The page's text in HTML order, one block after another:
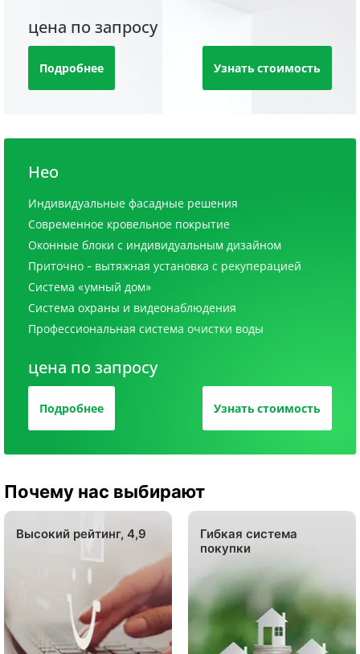
цена по запросу
Подробнее Узнать стоимость
Нео
Индивидуальные фасадные решения
Современное кровельное покрытие
Оконные блоки с индивидуальным дизайном
Приточно - вытяжная установка с рекуперацией
Система «умный дом»
Система охраны и видеонаблюдения
Профессиональная система очистки воды
цена по запросу
Подробнее Узнать стоимость
Почему нас выбирают
Высокий рейтинг, 4,9
Гибкая система
покупки